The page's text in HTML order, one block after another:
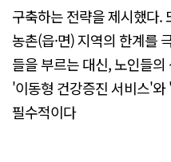
구축하는 전략을 제시했다.
농촌(읍·면) 지역의 한계를
들을 부르는 대신, 노인들
'이동형 건강증진 서비스'
필수적이다